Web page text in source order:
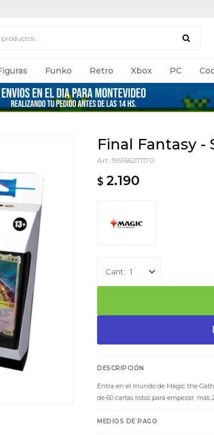
Funko Retro Xbox PC
Final Fantasy
195166271170
$ 2.190
1
DESCRIPCIÓN
Entra en el mundo de Magic the
de 60 cartas listos para empezar, más
MEDIOS DE PAGO